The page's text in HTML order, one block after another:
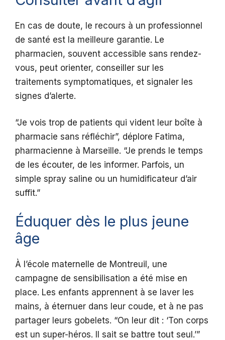
En cas de doute, le recours à un professionnel
de santé est la meilleure garantie. Le
pharmacien, souvent accessible sans rendez-
vous, peut orienter, conseiller sur les
traitements symptomatiques, et signaler les
signes d’alerte.
“Je vois trop de patients qui vident leur boîte à
pharmacie sans réfléchir”, déplore Fatima,
pharmacienne à Marseille. “Je prends le temps
de les écouter, de les informer. Parfois, un
simple spray saline ou un humidificateur d’air
suffit.”
Éduquer dès le plus jeune
âge
À l’école maternelle de Montreuil, une
campagne de sensibilisation a été mise en
place. Les enfants apprennent à se laver les
mains, à éternuer dans leur coude, et à ne pas
partager leurs gobelets. “On leur dit : ‘Ton corps
est un super-héros. Il sait se battre tout seul.’”